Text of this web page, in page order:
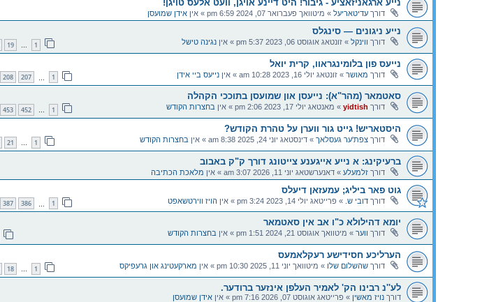
נייע ארגאניזאציע - גיבור! היט דיינע אויגן, וועט אלעס טויגן!
דורך עדיטאריעל » מיטוואך פעברואר 07, 2024 6:59 pm » אין אידן שמועסן
נייע ניגונים — סינגלס
דורך ווינקל » זונטאג אוגוסט 06, 2023 5:37 pm » אין נגינה טישל 1
…
19
נייעס פון בלומינגראוו, קרית יואל
דורך מאושר » זונטאג יולי 16, 2023 10:28 am » אין נייעס ביי אידן 1
207
208
סאטמאר (מהר"א): נייעסן און שמועסן בתוככי הקהלה
דורך yidtish
» מאנטאג יולי 17, 2023 2:06 pm » אין בחצרות הקודש 1
…
452
453
היסטאריש! גייט גור ווערן על טהרת הקודש?
דורך צפת'ער געסלאך » דינסטאג יוני 24, 2025 8:38 am » אין בחצרות הקודש 1
…
21
ברעיקינג: א נייע אייגענע צייטונג דורך ק"ק באבוב
דורך זלמעלע » דאנערשטאג יוני 11, 2026 3:07 am » אין מלאכת הכתיבה
גוט פאר ביליג; עמעזאן דיעלס
דורך דובי ש. » פרייטאג יולי 14, 2023 3:24 pm » אין הויז ווירטשאפט 1
386
387
יומא דהילולא כ"ו אב אין סאטמאר
דורך ווער » מיטוואך אוגוסט 21, 2024 1:51 pm » אין בחצרות הקודש
הערליכע חסידישע רעקלאמעס
דורך שהשלום שלו » מיטוואך יוני 11, 2025 10:30 pm » אין מארקעטינג און גרעפיקס 1
…
18
לע''נ רבינו הק' לאמיר העלפן אינזער ברודער.
דורך נויז מאשין » פרייטאג אוגוסט 07, 2026 7:16 pm » אין אידן שמועסן